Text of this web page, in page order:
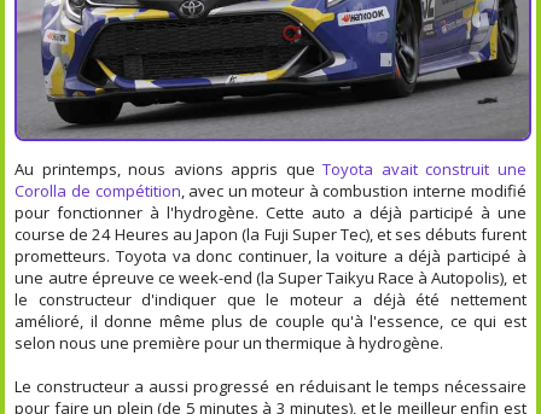
Au printemps, nous avions appris queToyota avait construit une
Corolla de compétition, avec un moteur à combustion interne modifié
pour fonctionner à l'hydrogène. Cette auto a déjà participé à une
course de 24 Heures au Japon (la Fuji Super Tec), et ses débuts furent
prometteurs. Toyota va donc continuer, la voiture a déjà participé à
une autre épreuve ce week-end (la Super Taikyu Race à Autopolis), et
le constructeur d'indiquer que le moteur a déjà été nettement
amélioré, il donne même plus de couple qu'à l'essence, ce qui est
selon nous une première pour un thermique à hydrogène.
Le constructeur a aussi progressé en réduisant le temps nécessaire
pour faire un plein (de 5 minutes à 3 minutes), et le meilleur enfin est